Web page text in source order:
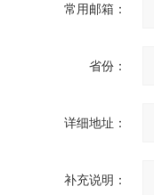
常用邮箱：
省份：
详细地址：
补充说明：